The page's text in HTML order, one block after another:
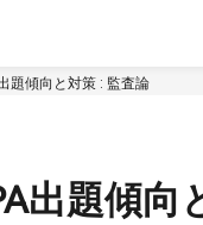
題傾向と対策 : 監査論
出題傾